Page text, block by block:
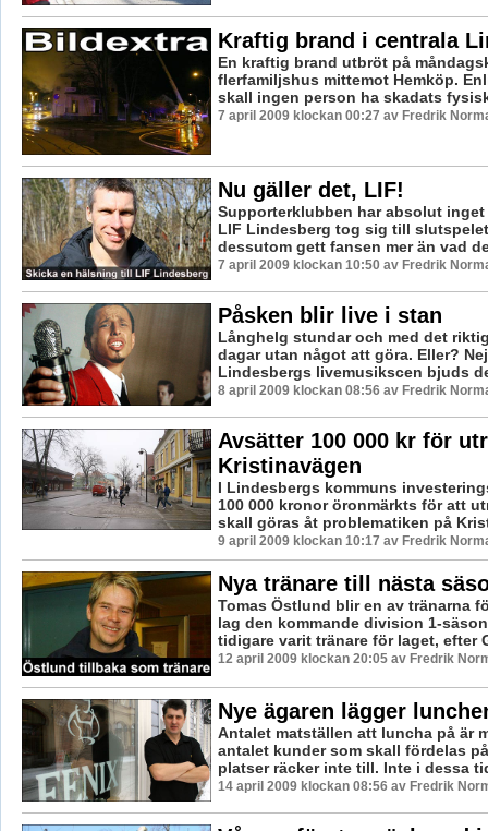
Kraftig brand i centrala
En kraftig brand utbröt på
flerfamiljshus mittemot Hemköp.
skall ingen person ha skadats
7 april 2009 klockan 00:27 av Fredrik
Nu gäller det, LIF!
Supporterklubben har absolut inget
LIF Lindesberg tog sig till
dessutom gett fansen mer än vad
7 april 2009 klockan 10:50 av Fredrik
Påsken blir live i stan
Långhelg stundar och med det
dagar utan något att göra. Eller?
Lindesbergs livemusikscen bjuds
8 april 2009 klockan 08:56 av Fredrik
Avsätter 100 000 kr för
Kristinavägen
I Lindesbergs kommuns
100 000 kronor öronmärkts för att
skall göras åt problematiken på
9 april 2009 klockan 10:17 av Fredrik
Nya tränare till nästa
Tomas Östlund blir en av tränarna
lag den kommande division 1-
tidigare varit tränare för laget, efter
12 april 2009 klockan 20:05 av Fredrik
Nye ägaren lägger
Antalet matställen att luncha på är
antalet kunder som skall fördelas
platser räcker inte till. Inte i dessa
14 april 2009 klockan 08:56 av Fredrik